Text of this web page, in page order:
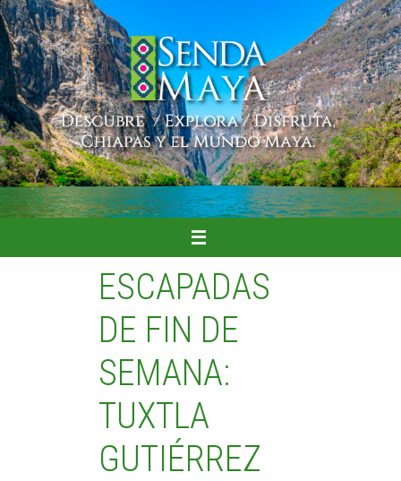
Ir
al
contenido
ESCAPADAS
DE FIN DE
SEMANA:
TUXTLA
GUTIÉRREZ